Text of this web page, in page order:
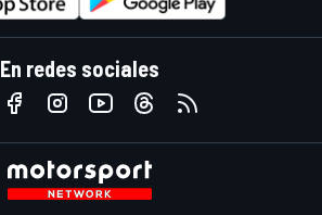
En redes sociales